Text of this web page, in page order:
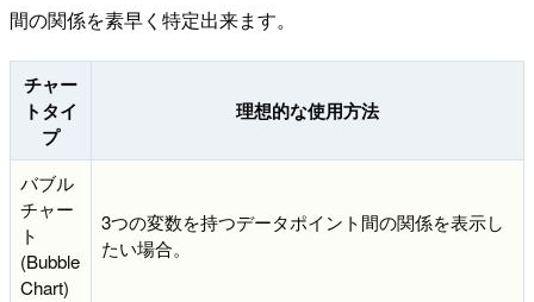
間の関係を素早く特定出来ます。
チャー
トタイ
プ
理想的な使用方法
バブル
チャー
ト
(Bubble
Chart)
3つの変数を持つデータポイント間の関係を表示し
たい場合。